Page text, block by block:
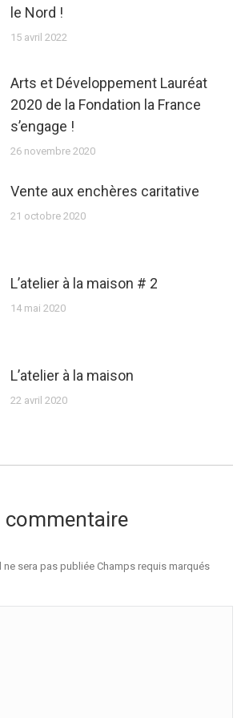
le Nord !
15 avril 2022
Arts et Développement Lauréat
2020 de la Fondation la France
s’engage !
26 novembre 2020
Vente aux enchères caritative
21 octobre 2020
L’atelier à la maison # 2
14 mai 2020
L’atelier à la maison
22 avril 2020
commentaire
ne sera pas publiée Champs requis marqués